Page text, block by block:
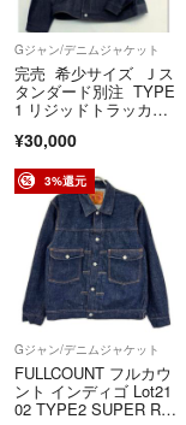
Gジャン/デニムジャケット
完売 希少サイズ Ｊス
タンダード別注 TYPE
1 リジッドトラッカー
¥30,000
3%還元
Gジャン/デニムジャケット
FULLCOUNT フルカウ
ント インディゴ Lot21
02 TYPE2 SUPER RO